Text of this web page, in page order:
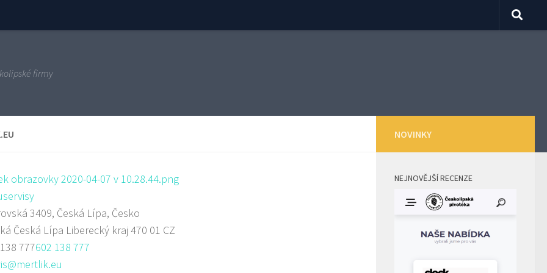
firmy
3409, Česká Lípa, Česko
Česká Lípa Liberecký kraj 470 01 CZ
777602 138 777
NOVINKY
NEJNOVĚJŠÍ RECENZE